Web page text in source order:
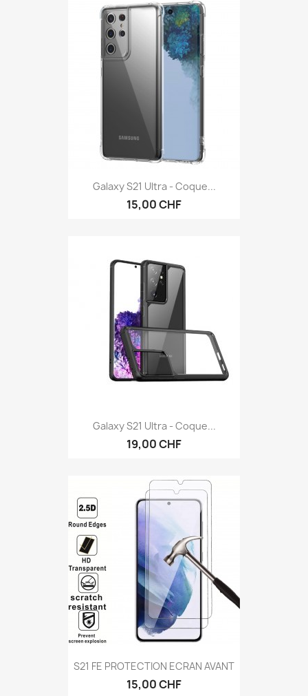
Galaxy S21 Ultra - Coque...
15,00 CHF
Galaxy S21 Ultra - Coque...
19,00 CHF
S21 FE PROTECTION ECRAN AVANT
15,00 CHF